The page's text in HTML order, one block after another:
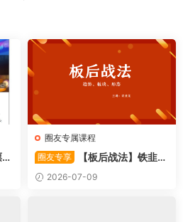
圈友专属课程
圈友专享
【板后战法】铁韭菜
板后强势战法
2026-07-09